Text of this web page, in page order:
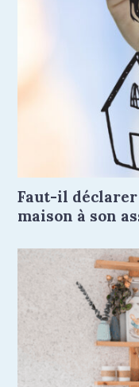
Faut-il déclarer
maison à son